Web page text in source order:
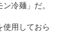
冷麺」だ。
用しておら